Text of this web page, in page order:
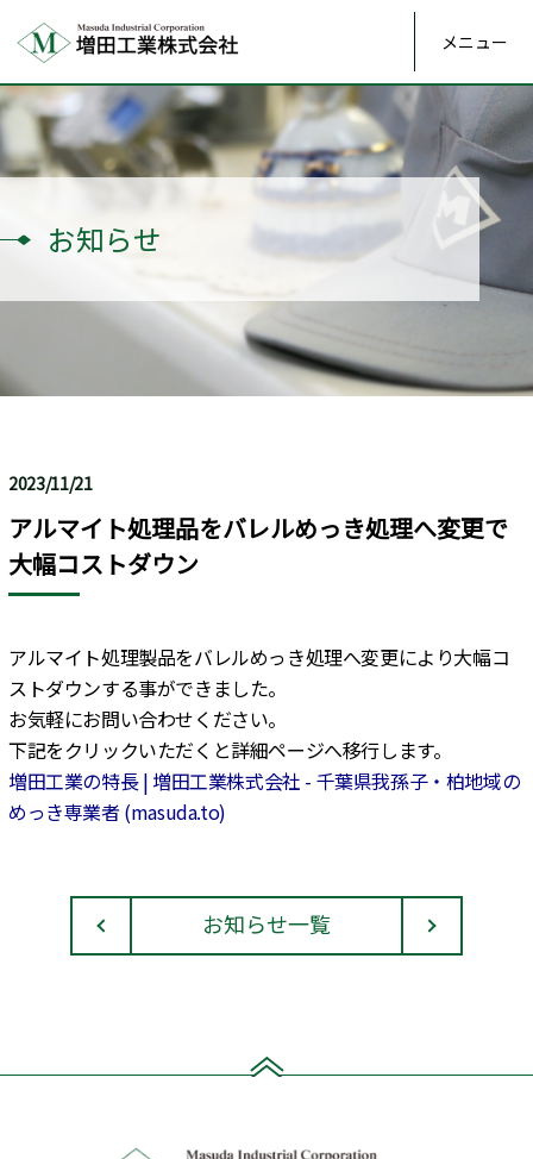
メニュー
お知らせ
2023/11/21
アルマイト処理品をバレルめっき処理へ変更で
大幅コストダウン
アルマイト処理製品をバレルめっき処理へ変更により大幅コ
ストダウンする事ができました。
お気軽にお問い合わせください。
下記をクリックいただくと詳細ページへ移行します。
増田工業の特長 | 増田工業株式会社 - 千葉県我孫子・柏地域の
めっき専業者 (masuda.to)
お知らせ一覧